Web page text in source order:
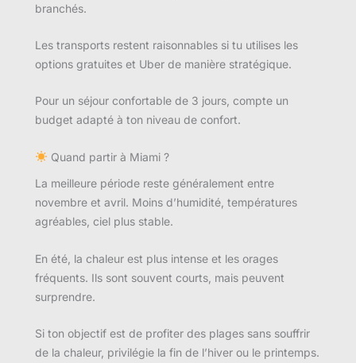
branchés.
Les transports restent raisonnables si tu utilises les
options gratuites et Uber de manière stratégique.
Pour un séjour confortable de 3 jours, compte un
budget adapté à ton niveau de confort.
Quand partir à Miami ?
La meilleure période reste généralement entre
novembre et avril. Moins d’humidité, températures
agréables, ciel plus stable.
En été, la chaleur est plus intense et les orages
fréquents. Ils sont souvent courts, mais peuvent
surprendre.
Si ton objectif est de profiter des plages sans souffrir
de la chaleur, privilégie la fin de l’hiver ou le printemps.